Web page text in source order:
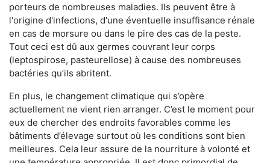
porteurs de nombreuses maladies. Ils peuvent être à
l'origine d'infections, d'une éventuelle insuffisance rénale
en cas de morsure ou dans le pire des cas de la peste.
Tout ceci est dû aux germes couvrant leur corps
(leptospirose, pasteurellose) à cause des nombreuses
bactéries qu’ils abritent.
En plus, le changement climatique qui s’opère
actuellement ne vient rien arranger. C’est le moment pour
eux de chercher des endroits favorables comme les
bâtiments d’élevage surtout où les conditions sont bien
meilleures. Cela leur assure de la nourriture à volonté et